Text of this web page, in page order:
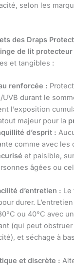
selon les
des Draps
de lit protecteur
et tangibles :
renforcée :
UVB durant le
l’exposition
majeur pour la
d’esprit :
comme avec les
et paisible,
âgées ou
d’entretien : Le
durer.
ou 40°C avec
(qui peut
et séchage à
et discrète :